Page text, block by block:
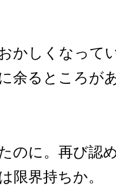
かしくなって
余るところが
のに。再び認
限界持ちか。